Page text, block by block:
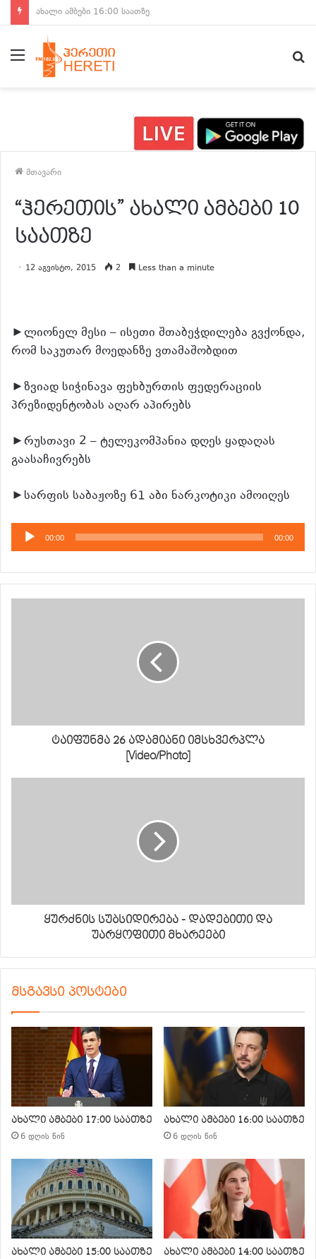
ახალი ამბები 15:00 საათზე
მენიუ
მთავარი
“ჰერეთის” ახალი ამბები 10
საათზე
12 აგვისტო, 2015 2 Less than a minute
►ლიონელ მესი – ისეთი შთაბეჭდილება გვქონდა,
რომ საკუთარ მოედანზე ვთამაშობდით
►ზვიად სიჭინავა ფეხბურთის ფედერაციის
პრეზიდენტობას აღარ აპირებს
►რუსთავი 2 – ტელეკომპანია დღეს ყადაღას
გაასაჩივრებს
►სარფის საბაჟოზე 61 აბი ნარკოტიკი ამოიღეს
აუდიო
დამკვრელი
00:00 00:00
ტაიფუნმა 26 ადამიანი იმსხვერპლა
[Video/Photo]
ყურძნის სუბსიდირება - დადებითი და
უარყოფითი მხარეები
მსგავსი პოსტები
ახალი ამბები 17:00 საათზე
6 დღის წინ
ახალი ამბები 16:00 საათზე
6 დღის წინ
ახალი ამბები 15:00 საათზე ახალი ამბები 14:00 საათზე